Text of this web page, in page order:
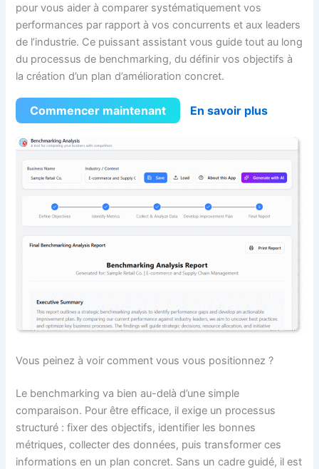
pour vous aider à comparer systématiquement vos
performances par rapport à vos concurrents et aux leaders
de l’industrie. Ce puissant assistant vous guide tout au long
du processus de benchmarking, du définir vos objectifs à
la création d’un plan d’amélioration concret.
Commencer maintenant En savoir plus
Vous peinez à voir comment vous vous positionnez ?
Le benchmarking va bien au-delà d’une simple
comparaison. Pour être efficace, il exige un processus
structuré : fixer des objectifs, identifier les bonnes
métriques, collecter des données, puis transformer ces
informations en un plan concret. Sans un cadre guidé, il est